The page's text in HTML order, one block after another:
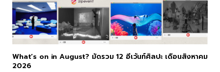
What’s on in August? มัดรวม 12 อีเว้นท์ศิลปะ เดือนสิงหาคม
2026